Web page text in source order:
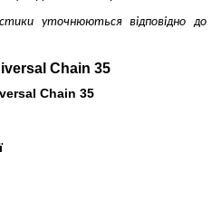
уточнюються відповідно до
Chain 35
Chain 35